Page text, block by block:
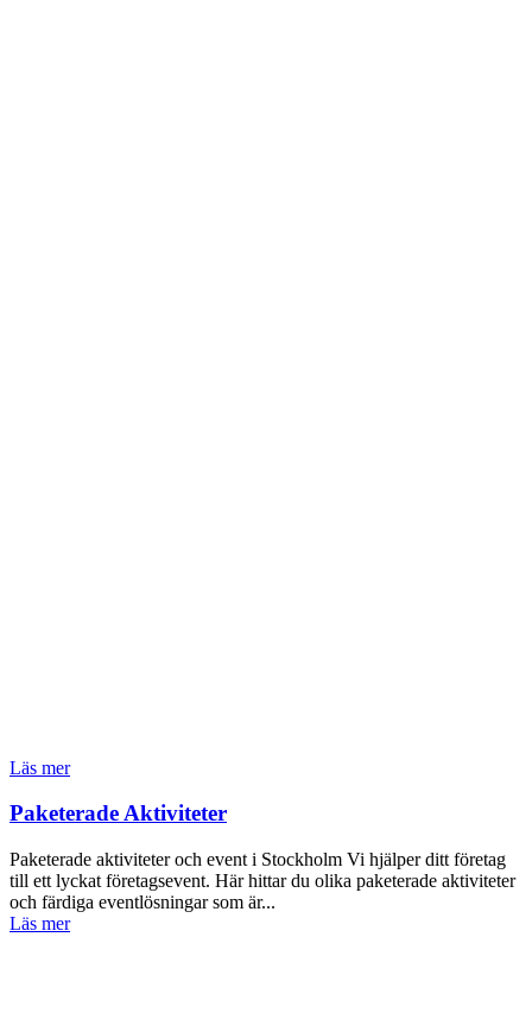
Läs mer
Paketerade Aktiviteter
Paketerade aktiviteter och event i Stockholm Vi hjälper ditt företag
till ett lyckat företagsevent. Här hittar du olika paketerade aktiviteter
och färdiga eventlösningar som är...
Läs mer